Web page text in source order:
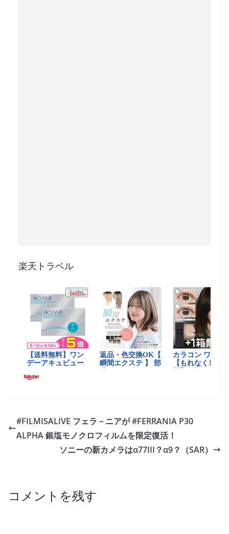
楽天トラベル
#FILMISALIVE フェラ－ニアが #FERRANIA P30
ALPHA 銀塩モノクロフィルムを限定復活！
ソニーの新カメラはα77III？α9？（SAR）
コメントを残す